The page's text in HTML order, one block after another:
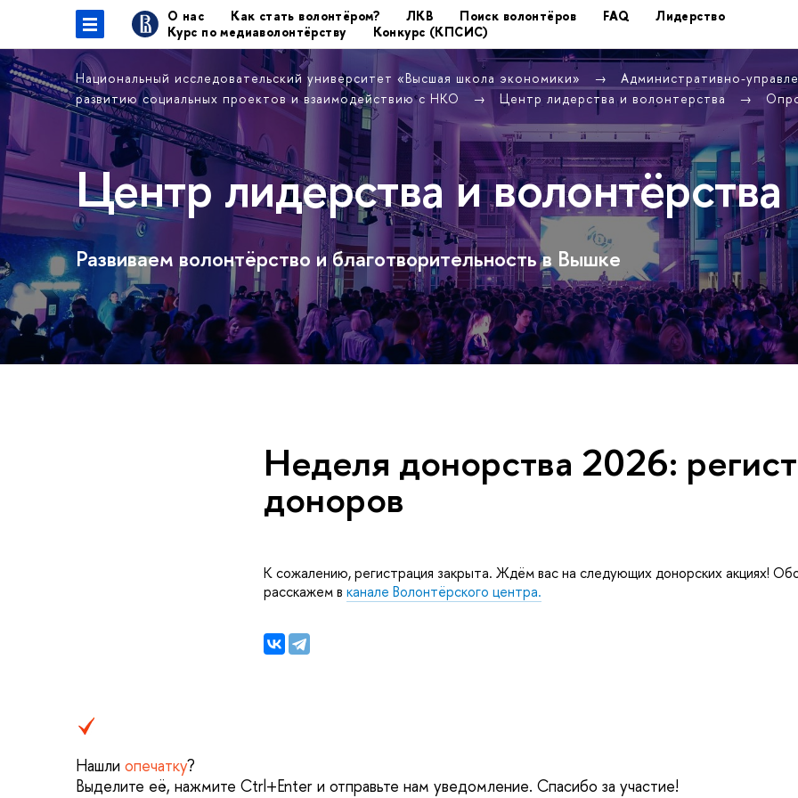
О нас Как стать волонтёром? ЛК Поиск волонтёро FAQ
Лидерство
Курс по медиаволонтёрству
Конкурс (КПСИС)
Национальный исследовательский университет «Высшая школа экономики»
Административно-
развитию социальных проектов и взаимодействию с НКО
Центр лидерства и волонтерства
Центр лидерства и волонтёрства
Развиваем волонтёрство и благотворительность в Вышке
Неделя донорства 2026:
доноро
К сожалению, регистрация закрыта. Ждём вас на следующих донорских акциях!
расскажем канале Волонтёрского центра.
Нашли опечатку?
ыделите её, нажмите Ctrl+Enter и отправьте нам уведомление. Спасибо за участие!